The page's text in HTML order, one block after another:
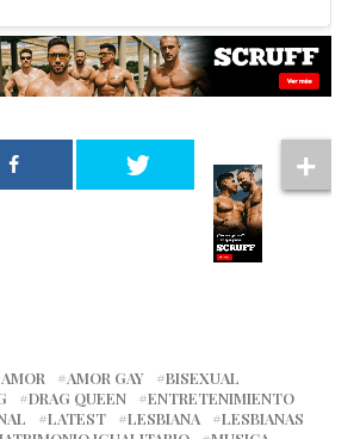
AMOR AMOR GAY
BISEXUAL
DRAG QUEEN
ENTRETENIMIENTO
LATEST LESBIANA
LESBIANAS